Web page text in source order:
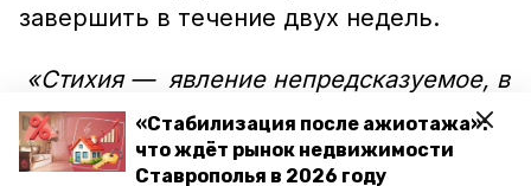
«Стабилизация после ажиотажа»:
что ждёт рынок недвижимости
Ставрополья в 2026 году
завершить в течение двух недель.
«Стихия — явление непредсказуемое, в
любую минуту может произойти то, что
принесёт массу неприятностей и
неудобств. Закончить ремонтные работы